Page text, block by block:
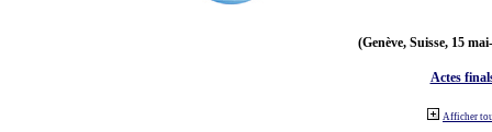
(Genève, Suisse, 15
Actes
Afficher